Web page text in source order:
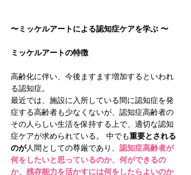
〜ミッケルアートによる認知症ケアを学ぶ 〜
ミッケルアートの特徴
高齢化に伴い、今後ますます増加するといわれ
る認知症。
最近では、施設に入所している間に認知症を発
症する高齢者も少なくないが、認知症高齢者の
その人らしい生活を保持する上で、適切な認知
症ケアが求められている。 中でも重要とされる
のが人間としての尊厳であり、 認知症高齢者が
何をしたいと思っているのか、何ができるの
か、残存能力を活かすには何をしたらよいのか